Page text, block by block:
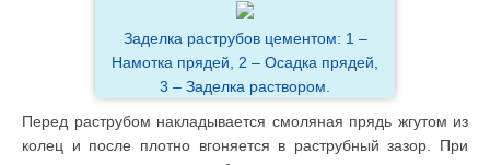
Заделка раструбов цементом: 1 –
Намотка прядей, 2 – Осадка прядей,
3 – Заделка раствором.
Перед раструбом накладывается смоляная прядь жгутом из
колец и после плотно вгоняется в раструбный зазор. При